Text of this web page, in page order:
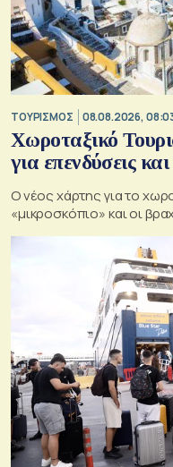
ΤΟΥΡΙΣΜΟΣ 08.08.2026,
Χωροταξικό
για επενδύσεις
Ο νέος χάρτης για το
«μικροσκόπιο» και οι